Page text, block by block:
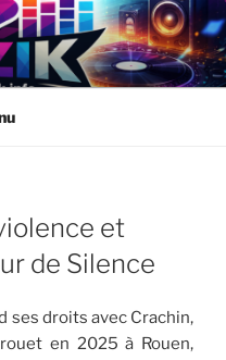
et
de Silence
ses droits avec Crachin,
en 2025 à Rouen,